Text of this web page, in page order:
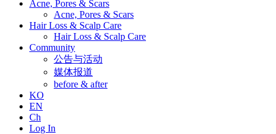
Acne, Pores & Scars
Acne, Pores & Scars
Hair Loss & Scalp Care
Hair Loss & Scalp Care
Community
公告与活动
媒体报道
before & after
KO
EN
Ch
Log In